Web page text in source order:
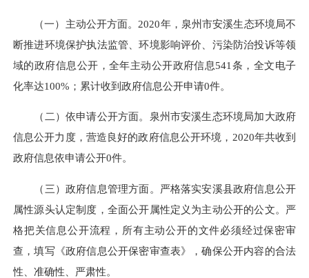
（一）主动公开方面。2020年，泉州市安溪生态环境局不
断推进环境保护执法监管、环境影响评价、污染防治投诉等领
域的政府信息公开，全年主动公开政府信息541条，全文电子
化率达100%；累计收到政府信息公开申请0件。
（二）依申请公开方面。泉州市安溪生态环境局加大政府
信息公开力度，营造良好的政府信息公开环境，2020年共收到
政府信息依申请公开0件。
（三）政府信息管理方面。严格落实安溪县政府信息公开
属性源头认定制度，全面公开属性定义为主动公开的公文。严
格把关信息公开流程，所有主动公开的文件必须经过保密审
查，填写《政府信息公开保密审查表》，确保公开内容的合法
性、准确性、严肃性。